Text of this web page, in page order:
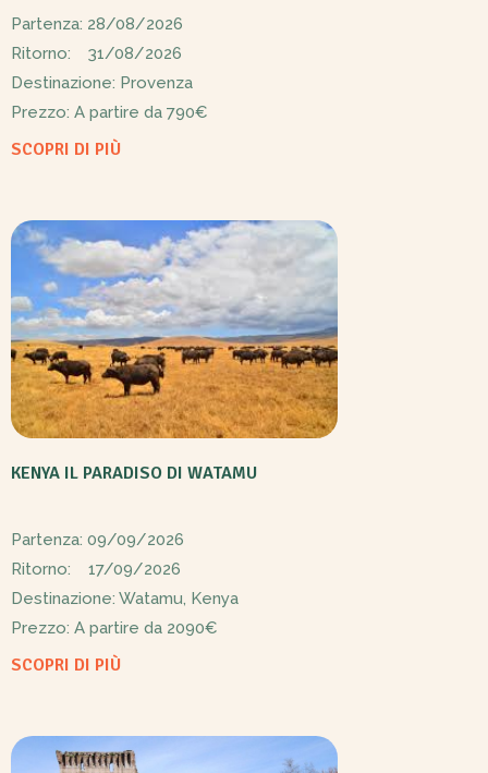
Partenza: 28/08/2026
Ritorno: 31/08/2026
Destinazione: Provenza
Prezzo: A partire da 790€
SCOPRI DI PIÙ
KENYA IL PARADISO DI WATAMU
Partenza: 09/09/2026
Ritorno: 17/09/2026
Destinazione: Watamu, Kenya
Prezzo: A partire da 2090€
SCOPRI DI PIÙ